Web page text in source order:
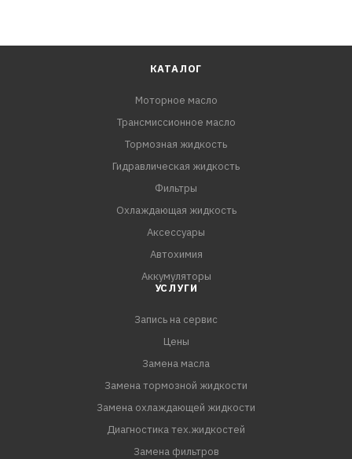
КАТАЛОГ
Моторное масло
Трансмиссионное масло
Тормозная жидкость
Гидравлическая жидкость
Фильтры
Охлаждающая жидкость
Аксессуары
Автохимия
Аккумуляторы
УСЛУГИ
Запись на сервис
Цены
Замена масла
Замена тормозной жидкости
Замена охлаждающей жидкости
Диагностика тех.жидкостей
Замена фильтров